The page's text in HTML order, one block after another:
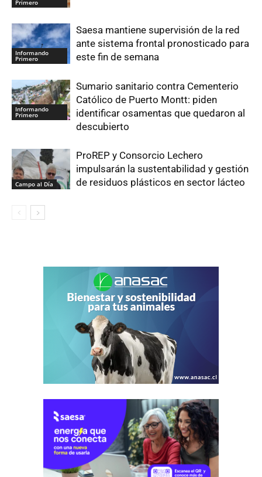
Primero
Informando
Primero
Saesa mantiene supervisión de la red
ante sistema frontal pronosticado para
este fin de semana
Informando
Primero
Sumario sanitario contra Cementerio
Católico de Puerto Montt: piden
identificar osamentas que quedaron al
descubierto
Campo al Día
ProREP y Consorcio Lechero
impulsarán la sustentabilidad y gestión
de residuos plásticos en sector lácteo